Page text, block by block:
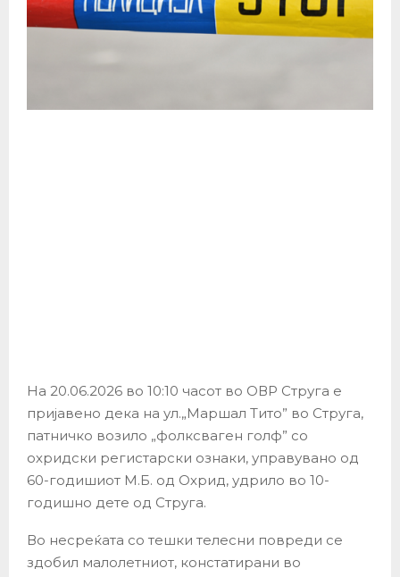
На 20.06.2026 во 10:10 часот во ОВР Струга е
пријавено дека на ул.„Маршал Тито” во Струга,
патничко возило „фолксваген голф” со
охридски регистарски ознаки, управувано од
60-годишиот М.Б. од Охрид, удрило во 10-
годишно дете од Струга.
Во несреќата со тешки телесни повреди се
здобил малолетниот, констатирани во